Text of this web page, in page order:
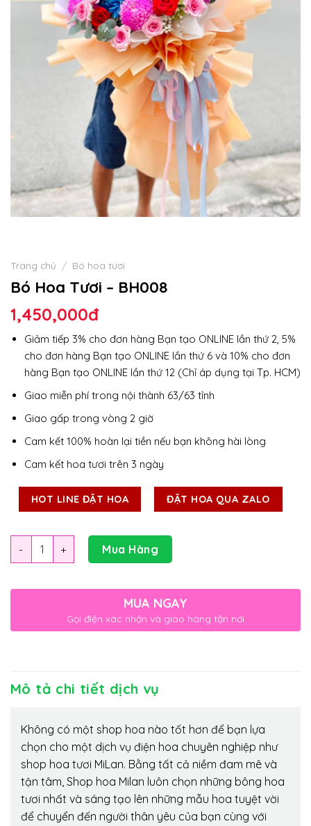
Trang chủ / Bó hoa tươi
Bó Hoa Tươi – BH008
1,450,000đ
Giảm tiếp 3% cho đơn hàng Bạn tạo ONLINE lần thứ 2, 5%
cho đơn hàng Bạn tạo ONLINE lần thứ 6 và 10% cho đơn
hàng Bạn tạo ONLINE lần thứ 12 (Chỉ áp dụng tại Tp. HCM)
Giao miễn phí trong nội thành 63/63 tỉnh
Giao gấp trong vòng 2 giờ
Cam kết 100% hoàn lại tiền nếu bạn không hài lòng
Cam kết hoa tươi trên 3 ngày
HOT LINE ĐẶT HOA ĐẶT HOA QUA ZALO
Số lượng Mua Hàng
MUA NGAY
Gọi điện xác nhận và giao hàng tận nơi
Mô tả chi tiết dịch vụ
Không có một shop hoa nào tốt hơn để bạn lựa
chọn cho một dịch vụ điện hoa chuyên nghiệp như
shop hoa tươi MiLan. Bằng tất cả niềm đam mê và
tận tâm, Shop hoa Milan luôn chọn những bông hoa
tươi nhất và sáng tạo lên những mẫu hoa tuyệt vời
để chuyển đến người thân yêu của bạn cùng với